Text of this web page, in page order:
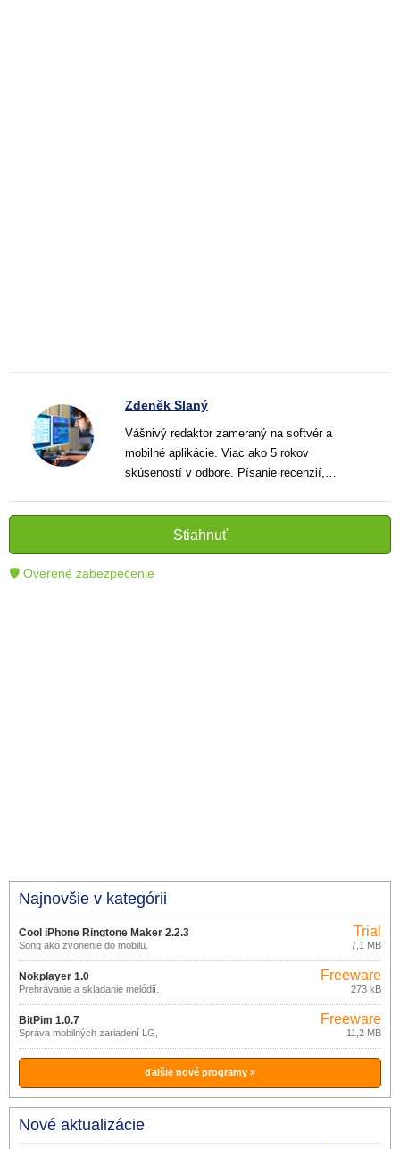
Zdeněk Slaný
Vášnivý redaktor zameraný na softvér a
mobilné aplikácie. Viac ako 5 rokov
skúseností v odbore. Písanie recenzií,
informatívnych textov, ktoré pomáhajú
čitateľom lepšie porozumieť a využiť moderné
technológie.
Stiahnuť
🛡 Overené zabezpečenie
Najnovšie v kategórii
Cool iPhone Ringtone Maker 2.2.3
Song ako zvonenie do mobilu.
Trial
7,1 MB
Nokplayer 1.0
Prehrávanie a skladanie melódií.
Freeware
273 kB
BitPim 1.0.7
Správa mobilných zariadení LG,
Freeware
11,2 MB
ďalšie nové programy »
Nové aktualizácie